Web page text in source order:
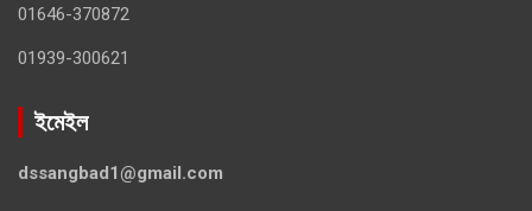
01646-370872
01939-300621
ইমেইল
dssangbad1@gmail.com